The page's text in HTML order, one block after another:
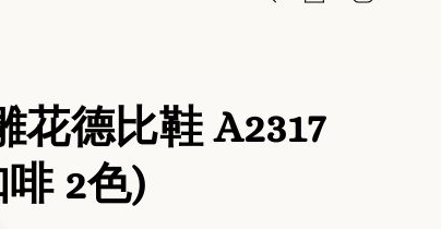
花德比鞋 A2317
2色)